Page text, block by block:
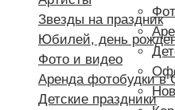
Звезды на праздник
Юбилей, день
Фото и видео
Аренда фотобудки в
Детские праздники